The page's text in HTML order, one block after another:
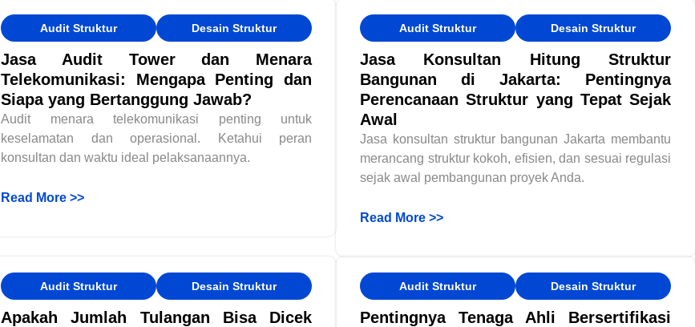
Audit Struktur Desain Struktur
Jasa Audit Tower dan Menara
Telekomunikasi: Mengapa Penting dan
Siapa yang Bertanggung Jawab?
Audit menara telekomunikasi penting untuk
keselamatan dan operasional. Ketahui peran
konsultan dan waktu ideal pelaksanaannya.
Read More >>
Audit Struktur Desain Struktur
Jasa Konsultan Hitung Struktur
Bangunan di Jakarta: Pentingnya
Perencanaan Struktur yang Tepat Sejak
Awal
Jasa konsultan struktur bangunan Jakarta membantu
merancang struktur kokoh, efisien, dan sesuai regulasi
sejak awal pembangunan proyek Anda.
Read More >>
Audit Struktur Desain Struktur
Apakah Jumlah Tulangan Bisa Dicek
Audit Struktur Desain Struktur
Pentingnya Tenaga Ahli Bersertifikasi